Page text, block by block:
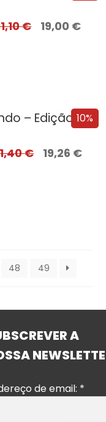
€ 19,00 €
10%
Bando – Edição com EDGES
€ 19,26 €
48 49
A
de email: *